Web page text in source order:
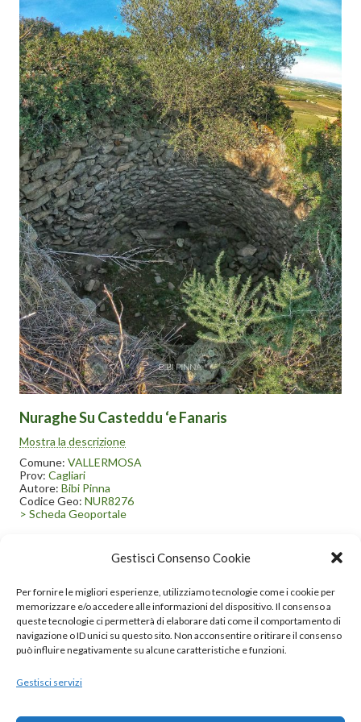
Gestisci Consenso Cookie
Per fornire le migliori esperienze, utilizziamo tecnologie come i cookie per
memorizzare e/o accedere alle informazioni del dispositivo. Il consenso a
queste tecnologie ci permetterà di elaborare dati come il comportamento di
navigazione o ID unici su questo sito. Non acconsentire o ritirare il consenso
può influire negativamente su alcune caratteristiche e funzioni.
Gestisci servizi
Nuraghe Su Casteddu ‘e Fanaris
Il nuraghe, risalente alla tarda età del bronzo e ai confini dei
territori di Vallermosa e Decimoputzu, è del tipo complesso,
costituito da una torre centrale alla quale vennero
successivamente addossate altre otto torri fino a formare un
bastione. Il bastione è circondato da una muraglia megalitica
dotata di cinque torri munite di feritoie. Per la sua costruzione
vennero utilizzati principalmente massi in granito, materiale
reperibile sul posto.
Mostra la descrizione
Comune: VALLERMOSA
Prov: Cagliari
Autore: Bibi Pinna
Codice Geo: NUR8276
> Scheda Geoportale